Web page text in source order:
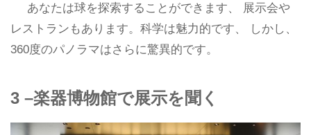
あなたは球を探索することができます、 展示会や
レストランもあります。科学は魅力的です、 しかし、
360度のパノラマはさらに驚異的です。
3 –楽器博物館で展示を聞く